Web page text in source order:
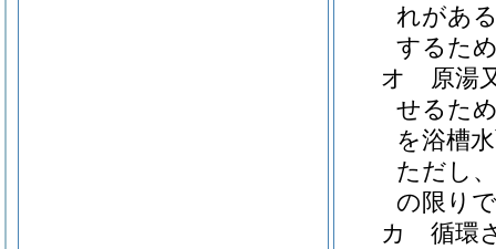
れがあ
するた
オ
原湯
せるた
を浴槽
ただし
の限り
カ
循環